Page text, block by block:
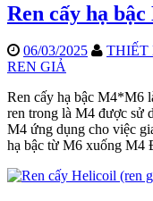
Ren cấy hạ
06/03/2025 THIẾT
REN GIẢ
Ren cấy hạ bậc M4*M6
ren trong là M4 được sử
M4 ứng dụng cho việc
hạ bậc từ M6 xuống